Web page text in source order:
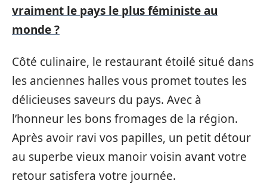
vraiment le pays le plus féministe au
monde ?
Côté culinaire, le restaurant étoilé situé dans
les anciennes halles vous promet toutes les
délicieuses saveurs du pays. Avec à
l’honneur les bons fromages de la région.
Après avoir ravi vos papilles, un petit détour
au superbe vieux manoir voisin avant votre
retour satisfera votre journée.